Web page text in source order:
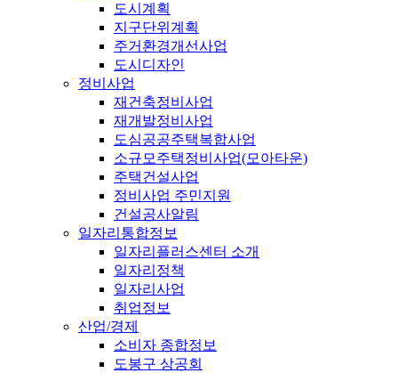
도시계획
지구단위계획
주거환경개선사업
도시디자인
정비사업
재건축정비사업
재개발정비사업
도심공공주택복합사업
소규모주택정비사업(모아타운)
주택건설사업
정비사업 주민지원
건설공사알림
일자리통합정보
일자리플러스센터 소개
일자리정책
일자리사업
취업정보
산업/경제
소비자 종합정보
도봉구 상공회